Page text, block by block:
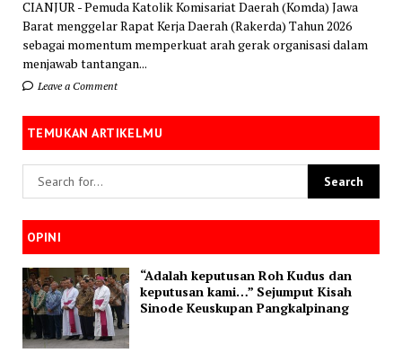
CIANJUR - Pemuda Katolik Komisariat Daerah (Komda) Jawa
Barat menggelar Rapat Kerja Daerah (Rakerda) Tahun 2026
sebagai momentum memperkuat arah gerak organisasi dalam
menjawab tantangan...
Leave a Comment
TEMUKAN ARTIKELMU
OPINI
“Adalah keputusan Roh Kudus dan
keputusan kami…” Sejumput Kisah
Sinode Keuskupan Pangkalpinang